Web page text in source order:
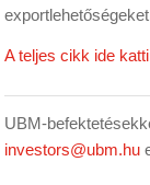
A teljes cikk ide
UBM-
investors@ubm.hu